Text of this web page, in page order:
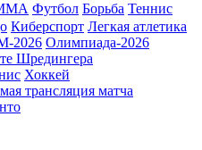
Футбол Борьба Теннис
Киберспорт Легкая атлетика
2026 Олимпиада-2026
Шредингера
Хоккей
трансляция матча